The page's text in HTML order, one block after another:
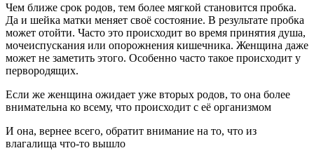
Чем ближе срок родов, тем более мягкой становится пробка.
Да и шейка матки меняет своё состояние. В результате пробка
может отойти. Часто это происходит во время принятия душа,
мочеиспускания или опорожнения кишечника. Женщина даже
может не заметить этого. Особенно часто такое происходит у
первородящих.
Если же женщина ожидает уже вторых родов, то она более
внимательна ко всему, что происходит с её организмом
И она, вернее всего, обратит внимание на то, что из
влагалища что-то вышло